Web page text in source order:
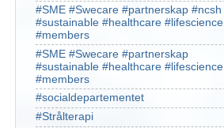
#SME #Swecare #partnerskap #ncsh
#sustainable #healthcare #lifescience
#members
#SME #Swecare #partnerskap
#sustainable #healthcare #lifescience
#members
#socialdepartementet
#Strålterapi